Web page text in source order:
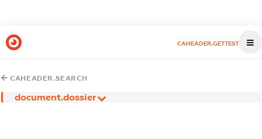
CAHEADER.GETTEST
CAHEADER.SEARCH
document.dossier